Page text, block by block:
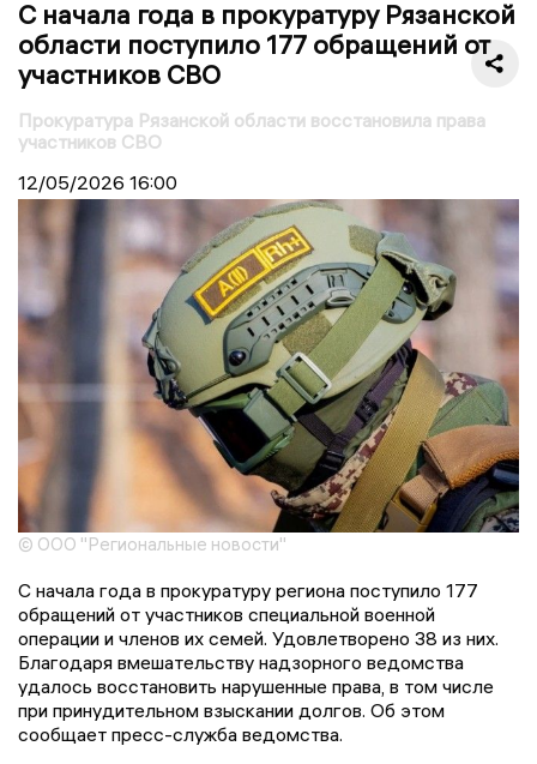
С начала года в прокуратуру Рязанской
области поступило 177 обращений от
участников СВО
Прокуратура Рязанской области восстановила права
участников СВО
12/05/2026 16:00
© ООО "Региональные новости"
С начала года в прокуратуру региона поступило 177
обращений от участников специальной военной
операции и членов их семей. Удовлетворено 38 из них.
Благодаря вмешательству надзорного ведомства
удалось восстановить нарушенные права, в том числе
при принудительном взыскании долгов. Об этом
сообщает пресс-служба ведомства.